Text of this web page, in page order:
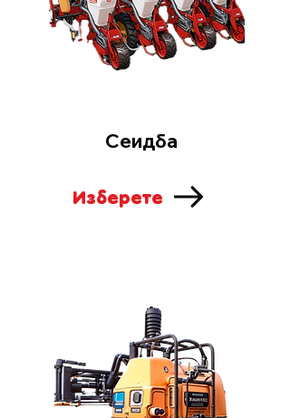
Сеидба
Изберете